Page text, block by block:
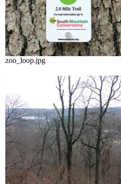
zoo_loop.jpg